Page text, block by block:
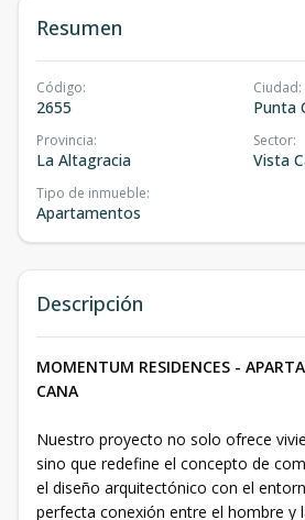
Resumen
Código:
2655
Ciudad:
Punta
Provincia:
La Altagracia
Sector:
Vista
Tipo de inmueble:
Apartamentos
Descripción
MOMENTUM RESIDENCES -
CANA
Nuestro proyecto no solo ofrece
sino que redefine el concepto de
el diseño arquitectónico con el
perfecta conexión entre el hombre y